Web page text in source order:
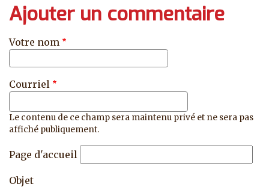
Ajouter un commentaire
Votre nom
Courriel
Le contenu de ce champ sera maintenu privé et ne sera pas
affiché publiquement.
Page d'accueil
Objet